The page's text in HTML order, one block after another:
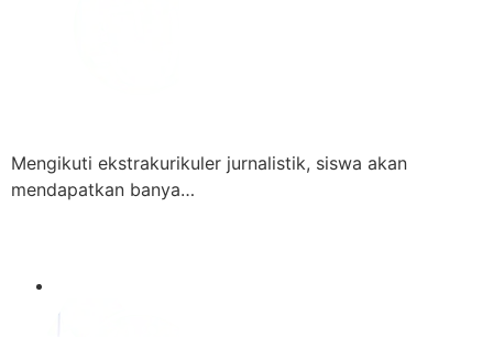
Mengikuti ekstrakurikuler jurnalistik, siswa akan
mendapatkan banya…